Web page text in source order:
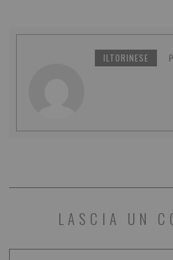
ILTORINESE
LASCIA UN